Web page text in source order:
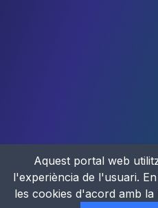
Aquest portal web
l'experiència de l'usuari.
les cookies d'acord amb la